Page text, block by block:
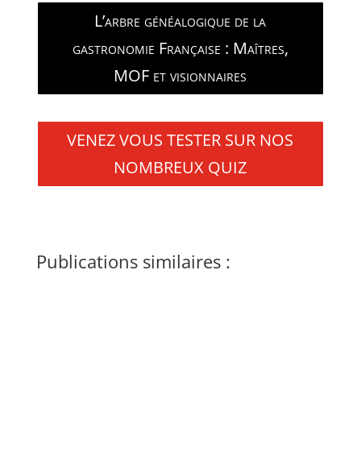
L’arbre généalogique de la
gastronomie Française : Maîtres,
MOF et visionnaires
VENEZ VOUS TESTER SUR NOS
NOMBREUX QUIZ
Publications similaires :